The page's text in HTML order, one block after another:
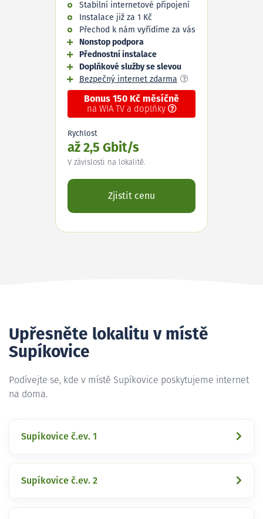
Stabilní internetové připojení
Instalace již za 1 Kč
Přechod k nám vyřídíme za vás
Nonstop podpora
Přednostní instalace
Doplňkové služby se slevou
Bezpečný internet zdarma
Bonus 150 Kč měsíčně
na WIA TV a doplňky
Rychlost
až 2,5 Gbit/s
V závislosti na lokalitě.
Zjistit cenu
Upřesněte lokalitu v místě
Supíkovice
Podívejte se, kde v místě Supíkovice poskytujeme internet
na doma.
Supíkovice č.ev. 1
Supíkovice č.ev. 2